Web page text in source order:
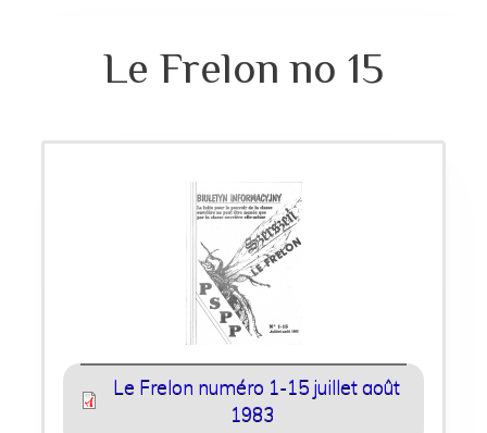
Le Frelon no 15
Le Frelon numéro 1-15 juillet août
1983